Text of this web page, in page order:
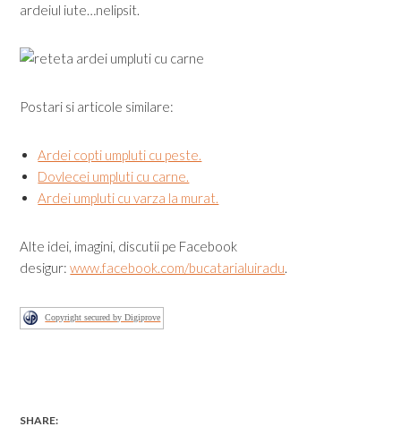
ardeiul iute…nelipsit.
Postari si articole similare:
Ardei copti umpluti cu peste.
Dovlecei umpluti cu carne.
Ardei umpluti cu varza la murat.
Alte idei, imagini, discutii pe Facebook
desigur:www.facebook.com/bucatarialuiradu
Copyright secured by Digiprove
SHARE: